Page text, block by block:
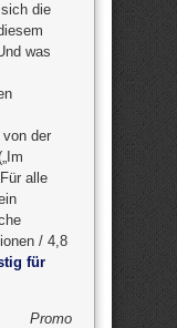
die
was
der
alle
/ 4,8
für
Promo